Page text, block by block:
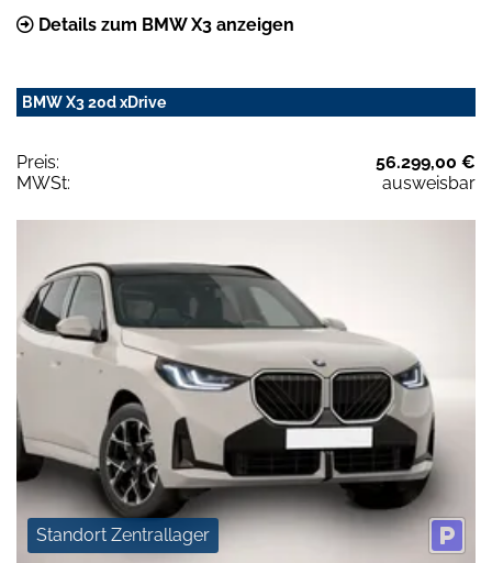
Details zum BMW X3 anzeigen
BMW X3 20d xDrive
Preis:
56.299,00 €
MWSt:
ausweisbar
Standort Zentrallager